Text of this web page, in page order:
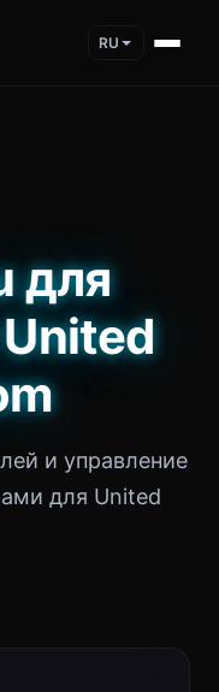
RU
для
и управление
для United